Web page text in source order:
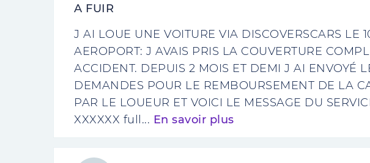
A FUIR
J AI LOUE UNE VOITURE VIA DISCOVERSCARS LE
AEROPORT: J AVAIS PRIS LA COUVERTURE
ACCIDENT. DEPUIS 2 MOIS ET DEMI J AI ENVOYÉ
DEMANDES POUR LE REMBOURSEMENT DE LA
PAR LE LOUEUR ET VOICI LE MESSAGE DU
XXXXXX full... En savoir plus